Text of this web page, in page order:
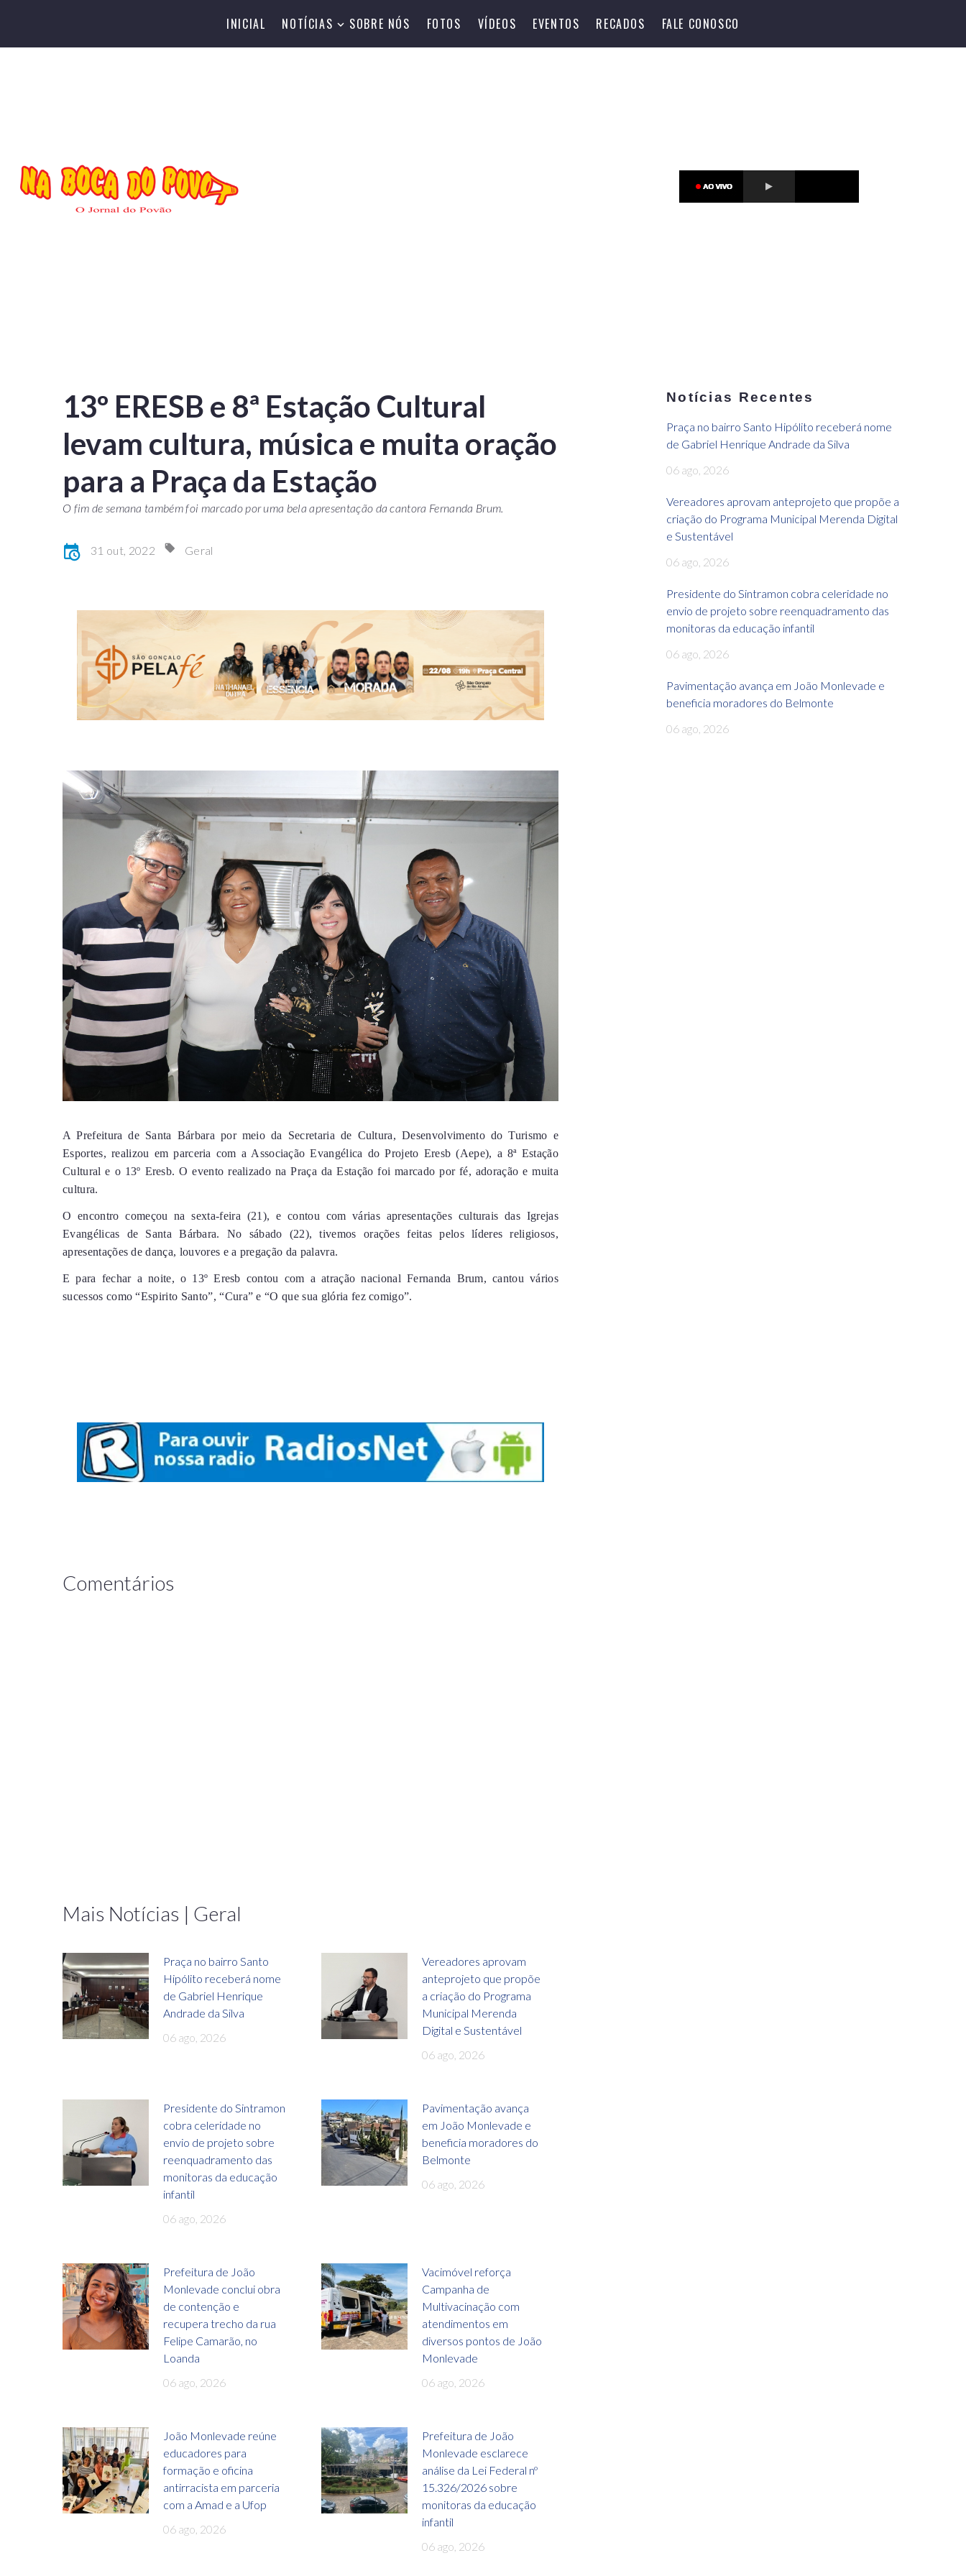
INICIAL NOTÍCIAS SOBRE NÓS FOTOS VÍDEOS EVENTOS RECADOS FALE CONOSCO
13º ERESB e 8ª Estação Cultural
levam cultura, música e muita oração
para a Praça da Estação
O fim de semana também foi marcado por uma bela apresentação da cantora Fernanda Brum.
31 out, 2022 Geral
A Prefeitura de Santa Bárbara por meio da Secretaria de Cultura, Desenvolvimento do Turismo e
Esportes, realizou em parceria com a Associação Evangélica do Projeto Eresb (Aepe), a 8ª Estação
Cultural e o 13º Eresb. O evento realizado na Praça da Estação foi marcado por fé, adoração e muita
cultura.
O encontro começou na sexta-feira (21), e contou com várias apresentações culturais das Igrejas
Evangélicas de Santa Bárbara. No sábado (22), tivemos orações feitas pelos líderes religiosos,
apresentações de dança, louvores e a pregação da palavra.
E para fechar a noite, o 13º Eresb contou com a atração nacional Fernanda Brum, cantou vários
sucessos como “Espirito Santo”, “Cura” e “O que sua glória fez comigo”.
Comentários
Mais Notícias | Geral
Praça no bairro Santo
Hipólito receberá nome
de Gabriel Henrique
Andrade da Silva
06 ago, 2026
Vereadores aprovam
anteprojeto que propõe
a criação do Programa
Municipal Merenda
Digital e Sustentável
06 ago, 2026
Presidente do Sintramon
cobra celeridade no
envio de projeto sobre
reenquadramento das
monitoras da educação
infantil
06 ago, 2026
Pavimentação avança
em João Monlevade e
beneficia moradores do
Belmonte
06 ago, 2026
Prefeitura de João
Monlevade conclui obra
de contenção e
recupera trecho da rua
Felipe Camarão, no
Loanda
06 ago, 2026
Vacimóvel reforça
Campanha de
Multivacinação com
atendimentos em
diversos pontos de João
Monlevade
06 ago, 2026
João Monlevade reúne
educadores para
formação e oficina
antirracista em parceria
com a Amad e a Ufop
06 ago, 2026
Prefeitura de João
Monlevade esclarece
análise da Lei Federal nº
15.326/2026 sobre
monitoras da educação
infantil
06 ago, 2026
Notícias Recentes
Praça no bairro Santo Hipólito receberá nome
de Gabriel Henrique Andrade da Silva
06 ago, 2026
Vereadores aprovam anteprojeto que propõe a
criação do Programa Municipal Merenda Digital
e Sustentável
06 ago, 2026
Presidente do Sintramon cobra celeridade no
envio de projeto sobre reenquadramento das
monitoras da educação infantil
06 ago, 2026
Pavimentação avança em João Monlevade e
beneficia moradores do Belmonte
06 ago, 2026